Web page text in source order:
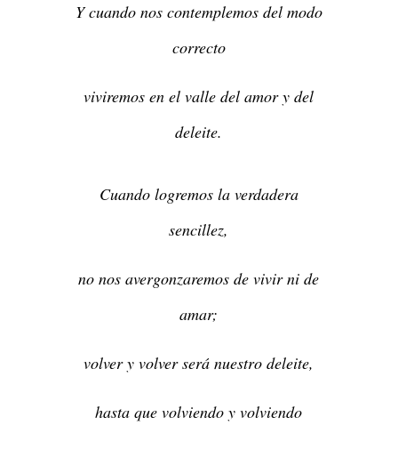
Y cuando nos contemplemos del modo
correcto
viviremos en el valle del amor y del
deleite.
Cuando logremos la verdadera
sencillez,
no nos avergonzaremos de vivir ni de
amar;
volver y volver será nuestro deleite,
hasta que volviendo y volviendo